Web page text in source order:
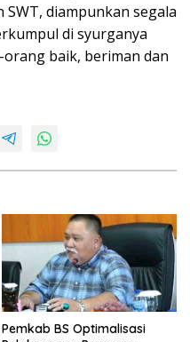
diampunkan segala
di syurganya
baik, beriman dan
Pemkab BS Optimalisasi